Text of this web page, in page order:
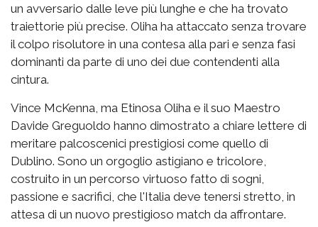
un avversario dalle leve più lunghe e che ha trovato
traiettorie più precise. Oliha ha attaccato senza trovare
il colpo risolutore in una contesa alla pari e senza fasi
dominanti da parte di uno dei due contendenti alla
cintura.
Vince McKenna, ma Etinosa Oliha e il suo Maestro
Davide Greguoldo hanno dimostrato a chiare lettere di
meritare palcoscenici prestigiosi come quello di
Dublino. Sono un orgoglio astigiano e tricolore,
costruito in un percorso virtuoso fatto di sogni,
passione e sacrifici, che l'Italia deve tenersi stretto, in
attesa di un nuovo prestigioso match da affrontare.